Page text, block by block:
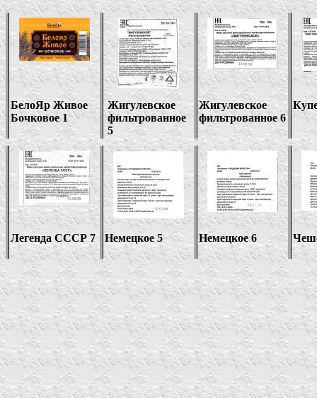
БелоЯр Живое
Бочковое 1
Жигулевское
фильтрованное
5
Жигулевское
фильтрованное 6
Легенда СССР 7 Немецкое 5 Немецкое 6